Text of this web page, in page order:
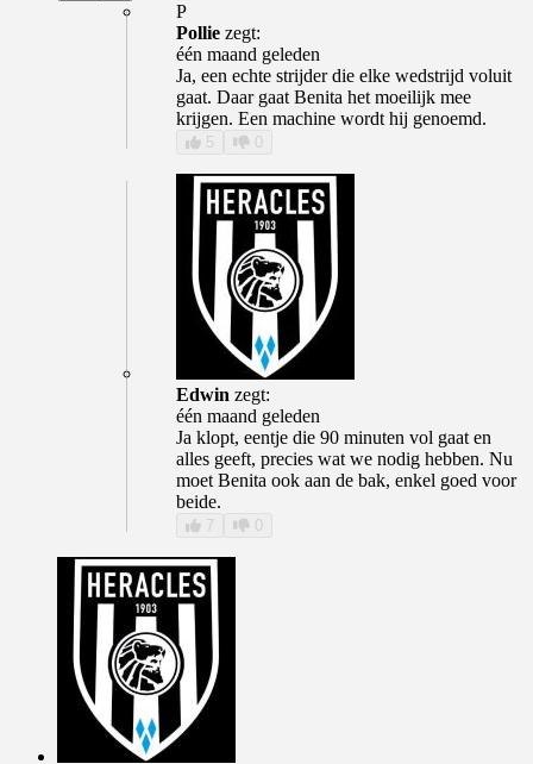
P
Pollie zegt:
één maand geleden
Ja, een echte strijder die elke wedstrijd voluit
gaat. Daar gaat Benita het moeilijk mee
krijgen. Een machine wordt hij genoemd.
5 0
Edwin zegt:
één maand geleden
Ja klopt, eentje die 90 minuten vol gaat en
alles geeft, precies wat we nodig hebben. Nu
moet Benita ook aan de bak, enkel goed voor
beide.
7 0